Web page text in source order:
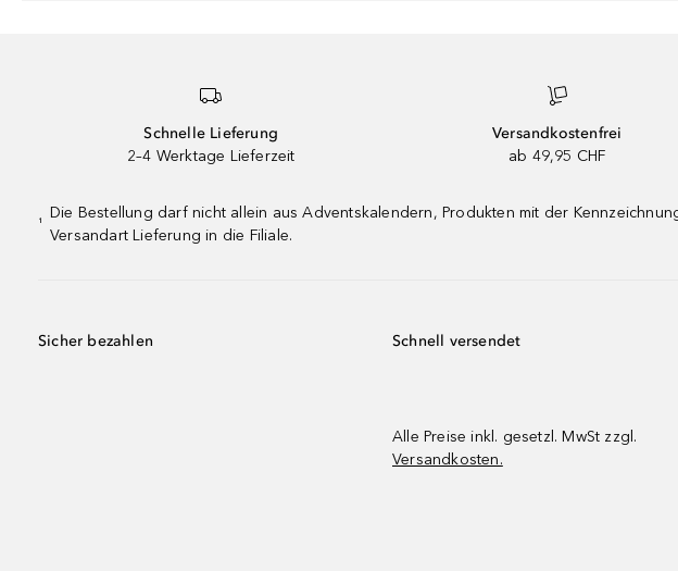
Schnelle Lieferung
2–4 Werktage Lieferzeit
Versandkostenfrei
ab 49,95 CHF
¹
Die Bestellung darf nicht allein aus Adventskalendern, Produkten mit der
Versandart Lieferung in die Filiale.
Sicher bezahlen Schnell versendet
Alle Preise inkl. gesetzl. MwSt zzgl.
Versandkosten.